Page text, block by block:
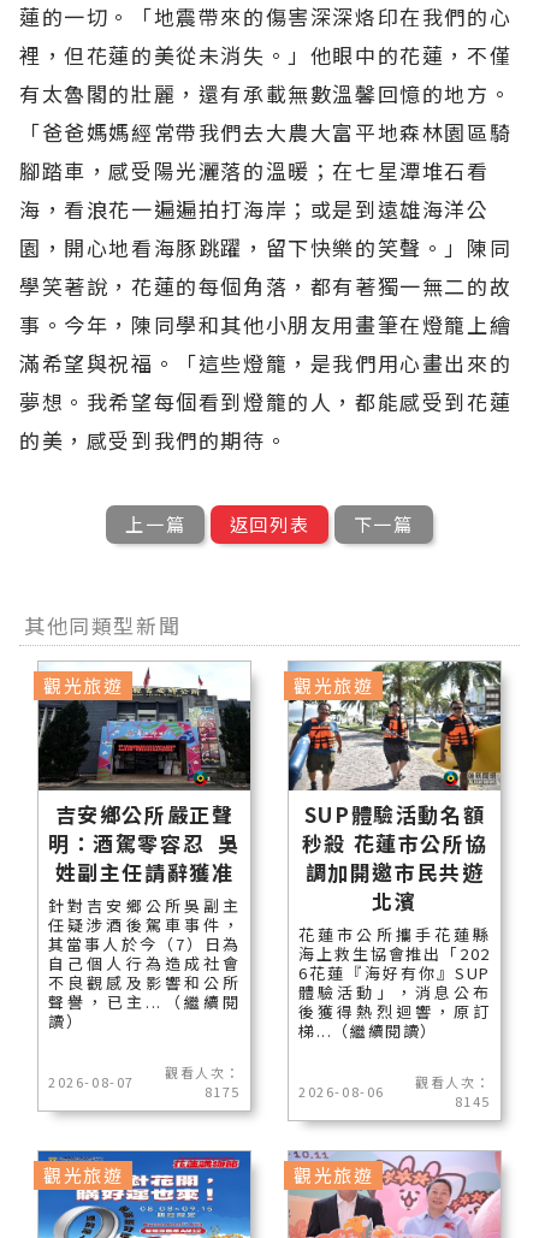
蓮的一切。「地震帶來的傷害深深烙印在我們的心
裡，但花蓮的美從未消失。」他眼中的花蓮，不僅
有太魯閣的壯麗，還有承載無數溫馨回憶的地方。
「爸爸媽媽經常帶我們去大農大富平地森林園區騎
腳踏車，感受陽光灑落的溫暖；在七星潭堆石看
海，看浪花一遍遍拍打海岸；或是到遠雄海洋公
園，開心地看海豚跳躍，留下快樂的笑聲。」陳同
學笑著說，花蓮的每個角落，都有著獨一無二的故
事。今年，陳同學和其他小朋友用畫筆在燈籠上繪
滿希望與祝福。「這些燈籠，是我們用心畫出來的
夢想。我希望每個看到燈籠的人，都能感受到花蓮
的美，感受到我們的期待。
上一篇 返回列表 下一篇
其他同類型新聞
吉安鄉公所嚴正聲
明：酒駕零容忍 吳
姓副主任請辭獲准
針對吉安鄉公所吳副主
任疑涉酒後駕車事件，
其當事人於今（7）日為
自己個人行為造成社會
不良觀感及影響和公所
聲譽，已主...（繼續閱
讀）
2026-08-07
觀看人次：
8175
觀光旅遊
SUP體驗活動名額
秒殺 花蓮市公所協
調加開邀市民共遊
北濱
花蓮市公所攜手花蓮縣
海上救生協會推出「202
6花蓮『海好有你』SUP
體驗活動」，消息公布
後獲得熱烈迴響，原訂
梯...（繼續閱讀）
2026-08-06
觀看人次：
8145
觀光旅遊
觀光旅遊 觀光旅遊